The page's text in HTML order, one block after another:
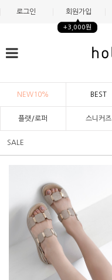
로그인 회원가입
+3,000원
NEW10% BEST
플랫/로퍼 스니커즈
SALE